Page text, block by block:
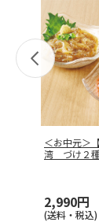
＜お中元＞
湾 づけ２
2,990円
(送料・税込)